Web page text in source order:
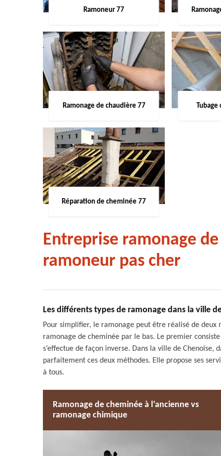
Ramoneur 77
Ramonage de chaudière 77 Tubage
Réparation de cheminée 77
Entreprise ramonage
ramoneur pas cher
Les différents types de ramonage dans la ville
Pour simplifier, le ramonage peut être réalisé de
ramonage de cheminée par le bas. Le premier
s’effectue de façon inverse. Dans la ville de
parfaitement ces deux méthodes. Elle propose ses
à tous.
Ramonage de cheminée à l’ancienne vs
ramonage chimique